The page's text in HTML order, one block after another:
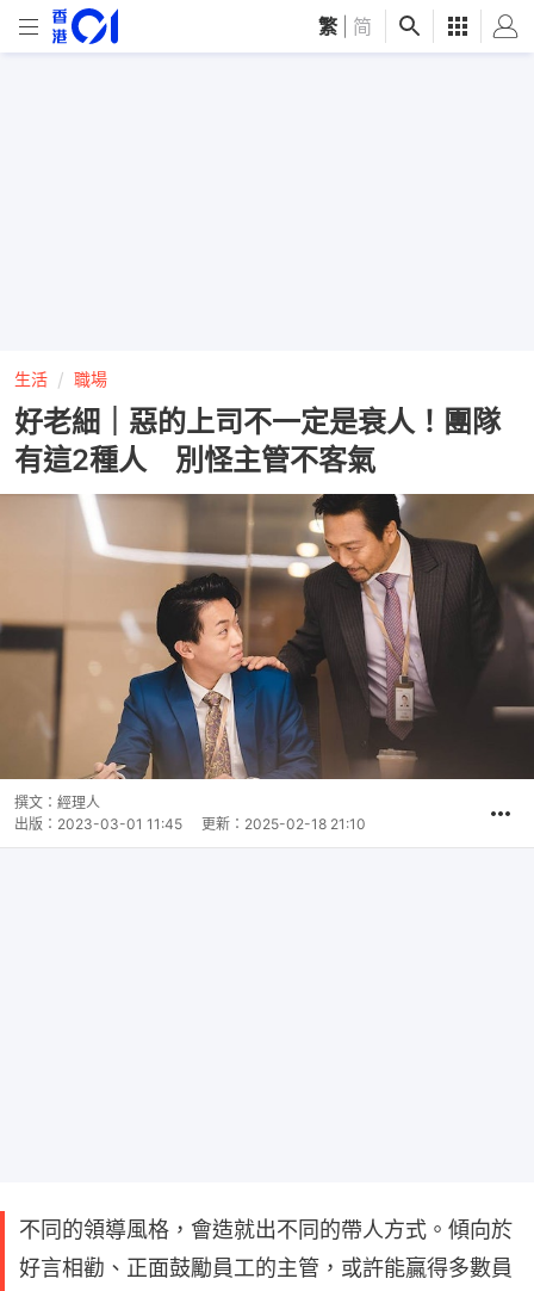
繁 简
生活 職場
好老細｜惡的上司不一定是衰人！團隊
有這2種人 別怪主管不客氣
撰文： 經理人
出版： 2023-03-01 11:45 更新： 2025-02-18 21:10
不同的領導風格，會造就出不同的帶人方式。傾向於
好言相勸、正面鼓勵員工的主管，或許能贏得多數員